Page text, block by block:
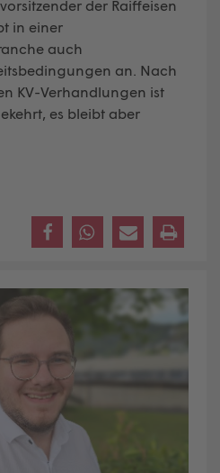
der Raiffeisen
in einer
auch
an. Nach
KV-Verhandlungen ist
es bleibt aber